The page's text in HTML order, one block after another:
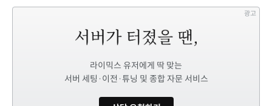
광고
라이믹스 유저에게 딱 맞는
서버 세팅·이전·튜닝 및 종합 자문 서비스